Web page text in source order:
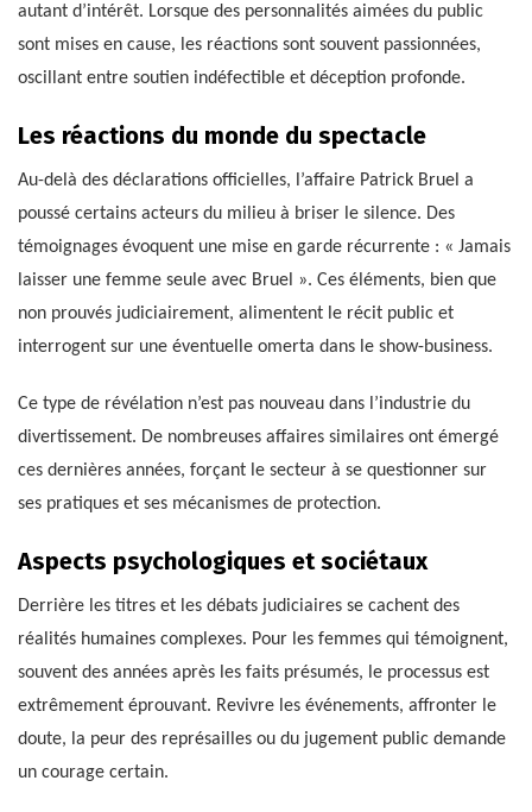
autant d’intérêt. Lorsque des personnalités aimées du public
sont mises en cause, les réactions sont souvent passionnées,
oscillant entre soutien indéfectible et déception profonde.
Les réactions du monde du spectacle
Au-delà des déclarations officielles, l’affaire Patrick Bruel a
poussé certains acteurs du milieu à briser le silence. Des
témoignages évoquent une mise en garde récurrente : « Jamais
laisser une femme seule avec Bruel ». Ces éléments, bien que
non prouvés judiciairement, alimentent le récit public et
interrogent sur une éventuelle omerta dans le show-business.
Ce type de révélation n’est pas nouveau dans l’industrie du
divertissement. De nombreuses affaires similaires ont émergé
ces dernières années, forçant le secteur à se questionner sur
ses pratiques et ses mécanismes de protection.
Aspects psychologiques et sociétaux
Derrière les titres et les débats judiciaires se cachent des
réalités humaines complexes. Pour les femmes qui témoignent,
souvent des années après les faits présumés, le processus est
extrêmement éprouvant. Revivre les événements, affronter le
doute, la peur des représailles ou du jugement public demande
un courage certain.